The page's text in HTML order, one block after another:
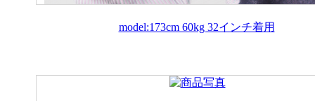
model:173cm 60kg 32インチ着用